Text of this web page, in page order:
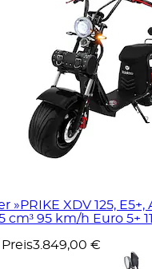
»PRIKE XDV 125,
cm³ 95 km/h Euro 5+
3.849,00 €